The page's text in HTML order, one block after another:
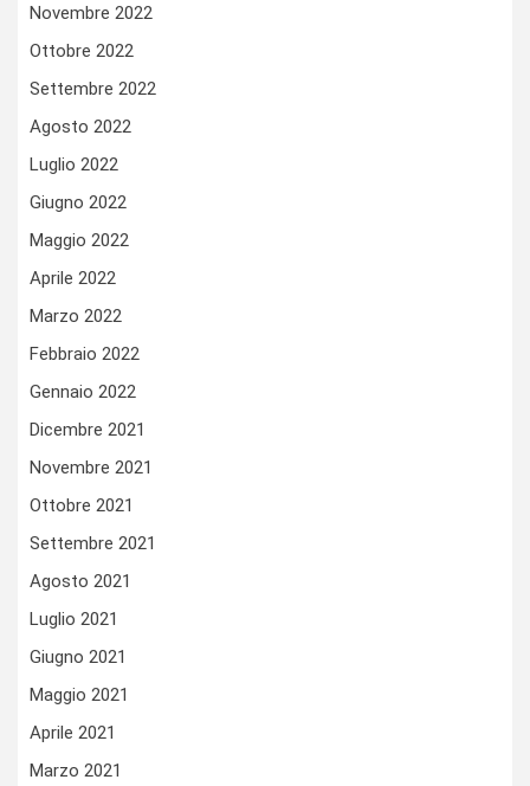
Novembre 2022
Ottobre 2022
Settembre 2022
Agosto 2022
Luglio 2022
Giugno 2022
Maggio 2022
Aprile 2022
Marzo 2022
Febbraio 2022
Gennaio 2022
Dicembre 2021
Novembre 2021
Ottobre 2021
Settembre 2021
Agosto 2021
Luglio 2021
Giugno 2021
Maggio 2021
Aprile 2021
Marzo 2021